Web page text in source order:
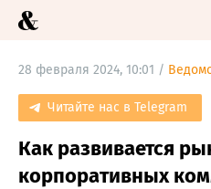
28 февраля 2024, 10:01 /
Читайте нас в Telegram
Как развивается
корпоративных